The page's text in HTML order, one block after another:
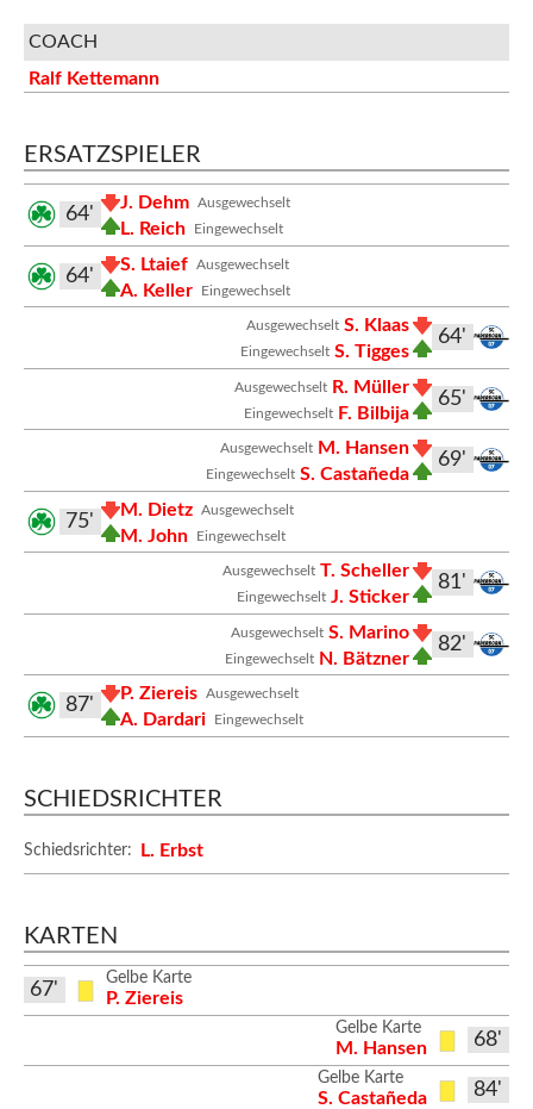
COACH
Ralf Kettemann
ERSATZSPIELER
Ausgewechselt
J. Dehm
Eingewechselt
L. Reich
64'
Ausgewechselt
S. Ltaief
Eingewechselt
A. Keller
64'
64'
Ausgewechselt S. Klaas
Eingewechselt S. Tigges
65'
Ausgewechselt R. Müller
Eingewechselt F. Bilbija
69'
Ausgewechselt M. Hansen
Eingewechselt S. Castañeda
Ausgewechselt
M. Dietz
Eingewechselt
M. John
75'
81'
Ausgewechselt T. Scheller
Eingewechselt J. Sticker
82'
Ausgewechselt S. Marino
Eingewechselt N. Bätzner
Ausgewechselt
P. Ziereis
Eingewechselt
A. Dardari
87'
SCHIEDSRICHTER
Schiedsrichter: L. Erbst
KARTEN
Gelbe Karte
P. Ziereis
67'
68'
Gelbe Karte
M. Hansen
84'
Gelbe Karte
S. Castañeda